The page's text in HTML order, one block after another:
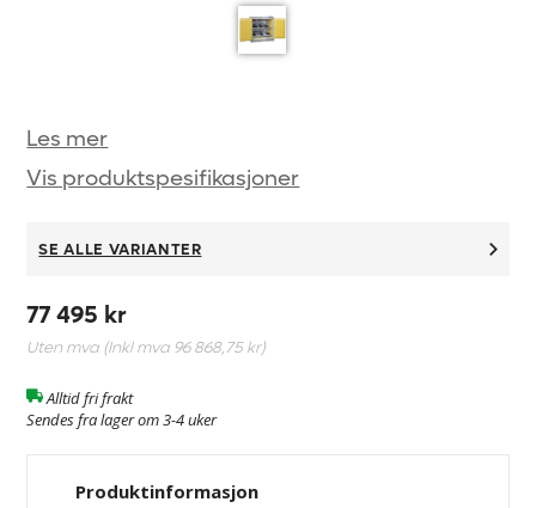
Les mer
Vis produktspesifikasjoner
SE ALLE VARIANTER
77 495 kr
Uten mva (Inkl mva 96 868,75 kr)
Alltid fri frakt
Sendes fra lager om 3-4 uker
Produktinformasjon